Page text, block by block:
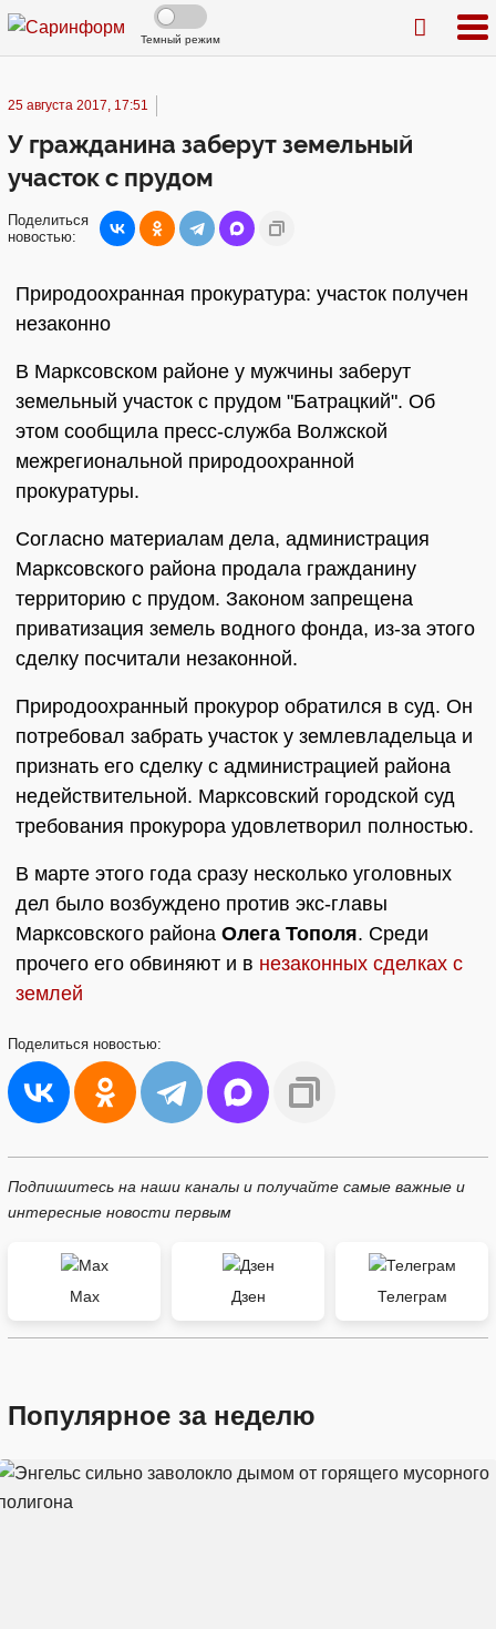
Темный режим
25 августа 2017, 17:51
У гражданина заберут земельный
участок с прудом
Поделиться
новостью:
Природоохранная прокуратура: участок получен
незаконно
В Марксовском районе у мужчины заберут
земельный участок с прудом "Батрацкий". Об
этом сообщила пресс-служба Волжской
межрегиональной природоохранной
прокуратуры.
Согласно материалам дела, администрация
Марксовского района продала гражданину
территорию с прудом. Законом запрещена
приватизация земель водного фонда, из-за этого
сделку посчитали незаконной.
Природоохранный прокурор обратился в суд. Он
потребовал забрать участок у землевладельца и
признать его сделку с администрацией района
недействительной. Марксовский городской суд
требования прокурора удовлетворил полностью.
В марте этого года сразу несколько уголовных
дел было возбуждено против экс-главы
Марксовского района Олега Тополя. Среди
прочего его обвиняют и в незаконных сделках с
землей
Поделиться новостью:
Подпишитесь на наши каналы и получайте самые важные и
интересные новости первым
Max Дзен Телеграм
Популярное за неделю